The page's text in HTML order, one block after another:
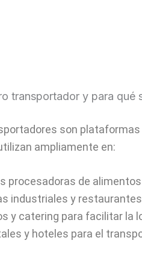
transportador y para qué
son
ampliamente en:
procesadoras de
industriales y
y catering para facilitar la
y hoteles para el